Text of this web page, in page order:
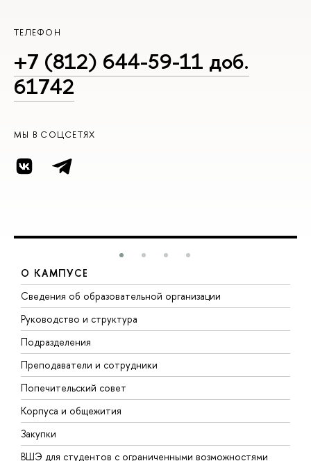
ТЕЛЕФОН
+7 (812) 644-59-11 доб.
61742
МЫ В СОЦСЕТЯХ
О КАМПУСЕ
Сведения об образовательной организации
Руководство и структура
Подразделения
Преподаватели и сотрудники
Попечительский совет
Корпуса и общежития
Закупки
ВШЭ для студентов с ограниченными возможностями